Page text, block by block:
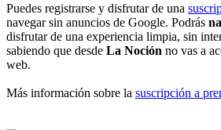
Puedes registrarse y disfrutar de una
navegar sin anuncios de Google. Podrás
disfrutar de una experiencia limpia, sin
sabiendo que desde La Noción no vas a
web.
Más información sobre la suscripción a